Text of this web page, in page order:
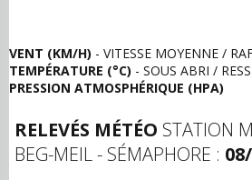
VENT (KM/H) - VITESSE MOYENNE /
TEMPÉRATURE (°C) - SOUS ABRI /
PRESSION ATMOSPHÉRIQUE (HPA)
RELEVÉS MÉTÉO STATION
BEG-MEIL - SÉMAPHORE :